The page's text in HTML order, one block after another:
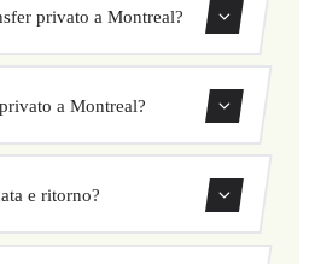
privato a Montreal?
Scegli ritiro e
a Montreal?
hanno un prezzo fisso
Nessun costo nascosto né
e ritorno?